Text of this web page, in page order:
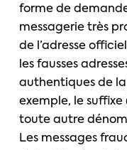
forme de
messagerie très
de l’adresse
les fausses
authentiques de
exemple, le
toute autre
Les messages